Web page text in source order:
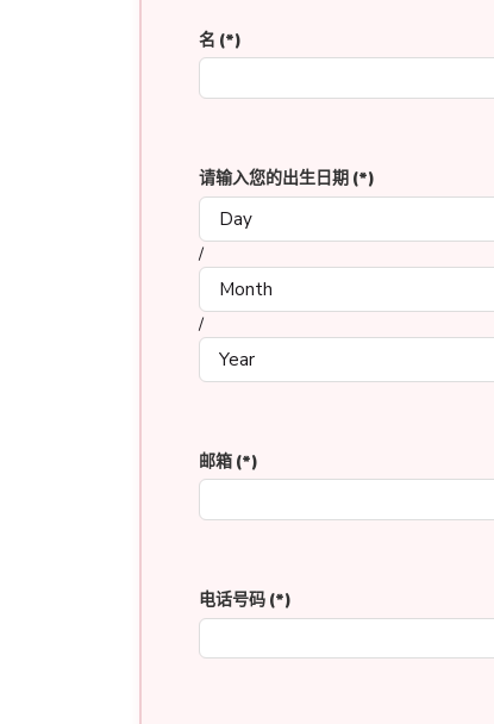
名 (*)
请输入您的出生日期 (*)
/
/
邮箱 (*)
电话号码 (*)